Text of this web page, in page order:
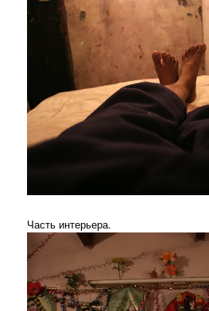
Часть интерьера.